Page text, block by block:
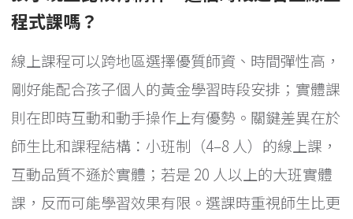
程式課嗎？
線上課程可以跨地區選擇優質師資、時間彈性高，
剛好能配合孩子個人的黃金學習時段安排；實體課
則在即時互動和動手操作上有優勢。關鍵差異在於
師生比和課程結構：小班制（4–8 人）的線上課，
互動品質不遜於實體；若是 20 人以上的大班實體
課，反而可能學習效果有限。選課時重視師生比更